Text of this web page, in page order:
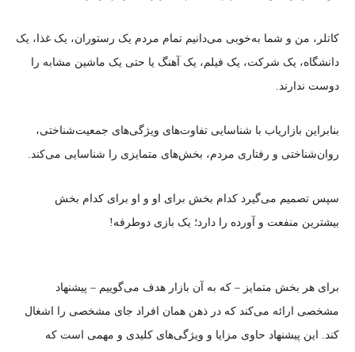
کاتلر، من و شما به‌خوبی می‌دانیم تمام مردم یک رستوران، یک غذا، یک
دانشگاه، یک شرکت، یک فیلم، یک آهنگ یا حتی یک ماشین مشابه را
دوست ندارند.
بنابراین بازاریاب با شناسایی تفاوت‌های ویژگی‌های جمعیت‌شناختی،
روان‌شناختی و رفتاری مردم، بخش‌های متمایزی را شناسایی می‌کند.
سپس تصمیم می‌گیرد کدام بخش برای او و او برای کدام بخش
بیشترین منفعت و آورده را دارد؛ یک بازی دوطرفه!
برای هر بخش متمایز – که به آن بازار هدف می‌گوییم – پیشنهاد
مشخصی ارائه می‌کند که در ذهن همان افراد جای مشخصی را اشغال
کند. این پیشنهاد حاوی مزایا و ویژگی‌های کلیدی و مهمی است که